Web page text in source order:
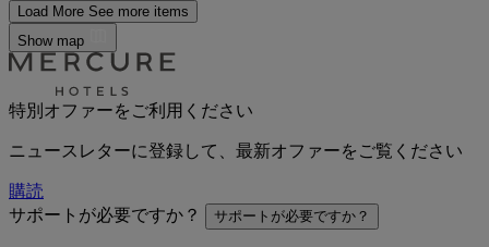
Load More See more items
Show map
特別オファーをご利用ください
ニュースレターに登録して、最新オファーをご覧ください
購読
サポートが必要ですか？
サポートが必要ですか？